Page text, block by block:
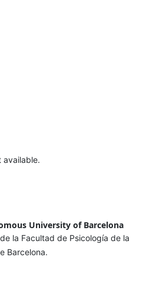
available.
University of Barcelona
la Facultad de Psicología de la
Barcelona.